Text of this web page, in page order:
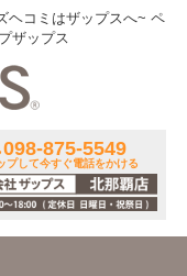
ヘコミはザップスへ~ ペ
ザップス
098-875-5549
プして今すぐ電話をかける